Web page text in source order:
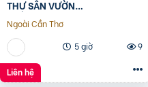
THỰ SÂN VƯỜN
260M2[11x24M]-12.8 TỶ
Ngoài Cần Thơ
5 giờ
9
Liên hệ